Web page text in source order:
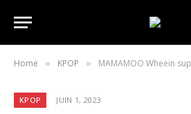
Home » KPOP » MAMAMOO Wheein
KPOP JUIN 1, 2023